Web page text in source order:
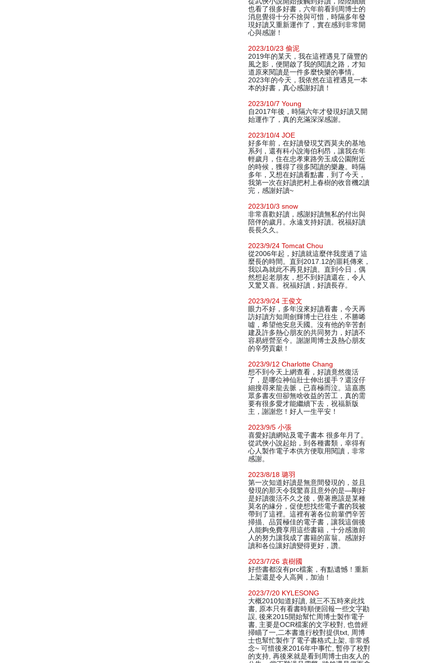
也看了很多好書，六年前看到周博士的
消息覺得十分不捨與可惜，時隔多年發
現好讀又重新運作了，實在感到非常開
心與感謝！
2023/10/23 偷泥
2019年的某天，我在這裡遇見了薩豐的
風之影，便開啟了我的閱讀之路，才知
道原來閱讀是一件多麼快樂的事情。
2023年的今天，我依然在這裡遇見一本
本的好書，真心感謝好讀！
2023/10/7 Young
自2017年後，時隔六年才發現好讀又開
始運作了，真的充滿深深感謝。
2023/10/4 JOE
好多年前，在好讀發現艾西莫夫的基地
系列，還有科小說海伯利昂，讓我在年
輕歲月，住在忠孝東路旁玉成公園附近
的時候，獲得了很多閱讀的樂趣。時隔
多年，又想在好讀看點書，到了今天，
我第一次在好讀把村上春樹的收音機2讀
完，感謝好讀~
2023/10/3 snow
非常喜歡好讀，感謝好讀無私的付出與
陪伴的歲月。永遠支持好讀。祝福好讀
長長久久。
2023/9/24 Tomcat Chou
從2006年起，好讀就這麼伴我度過了這
麼長的時間。直到2017.12的噩耗傳來，
我以為就此不再見好讀。直到今日，偶
然想起老朋友，想不到好讀還在，令人
又驚又喜。祝福好讀，好讀長存。
2023/9/24 王俊文
眼力不好，多年沒來好讀看書，今天再
訪好讀方知周劍輝博士已往生，不勝唏
噓，希望他安息天國。沒有他的辛苦創
建及許多熱心朋友的共同努力，好讀不
容易經營至今。謝謝周博士及熱心朋友
的辛勞貢獻！
2023/9/12 Charlotte Chang
想不到今天上網查看，好讀竟然復活
了，是哪位神仙壯士伸出援手？還沒仔
細搜尋來龍去脈，已喜極而泣。這嘉惠
眾多書友但卻無啥收益的苦工，真的需
要有很多愛才能繼續下去，祝福新版
主，謝謝您！好人一生平安！
2023/9/5 小張
喜愛好讀網站及電子書本 很多年月了。
從武俠小說起始，到各種書類，幸得有
心人製作電子本供方便取用閱讀，非常
感謝。
2023/8/18 璐羽
第一次知道好讀是無意間發現的，並且
發現的那天令我驚喜且意外的是—剛好
是好讀復活不久之後，覺著應該是某種
莫名的緣分，促使想找些電子書的我被
帶到了這裡。這裡有著各位前輩們辛苦
掃描、品質極佳的電子書，讓我這個後
人能夠免費享用這些書籍，十分感激前
人的努力讓我成了書籍的富翁。感謝好
讀和各位讓好讀變得更好，讚。
2023/7/26 袁樹國
好些書都沒有prc檔案，有點遺憾！重新
上架還是令人高興，加油！
2023/7/20 KYLESONG
大概2010知道好讀, 就三不五時來此找
書, 原本只有看書時順便回報一些文字勘
誤, 後來2015開始幫忙周博士製作電子
書, 主要是OCR檔案的文字校對, 也曾經
掃瞄了一,二本書進行校對提供txt, 周博
士也幫忙製作了電子書格式上架, 非常感
念~ 可惜後來2016年中事忙, 暫停了校對
的支持, 再後來就是看到周博士由友人的